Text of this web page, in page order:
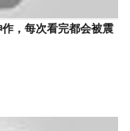
，每次看完都会被震